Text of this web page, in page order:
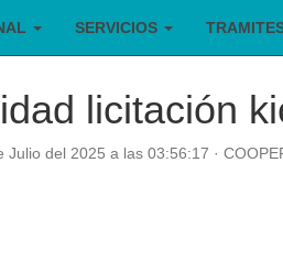
SERVICIOS
licitación
Julio del 2025 a las 03:56:17 ·